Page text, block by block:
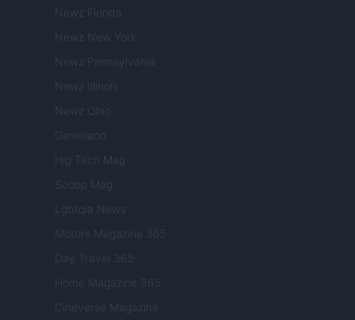
Newz Florida
Newz New York
Newz Pennsylvania
Newz Illinois
Newz Ohio
Gameland
Hig Tech Mag
Scoop Mag
Lgbtqia News
Motors Magazine 365
Day Travel 365
Home Magazine 365
Cineverse Magazine